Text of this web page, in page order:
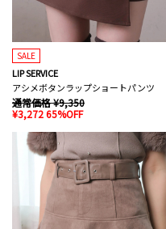
SALE
LIP SERVICE
アシメボタンラップショートパンツ
通常価格 ¥9,350
¥3,272 65%OFF